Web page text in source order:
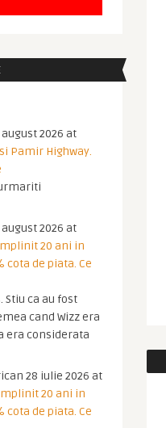
august 2026 at
Pamir Highway.
august 2026 at
20 ani in
cota de piata. Ce
ca au fost
cand Wizz era
era considerata
28 iulie 2026 at
20 ani in
cota de piata. Ce